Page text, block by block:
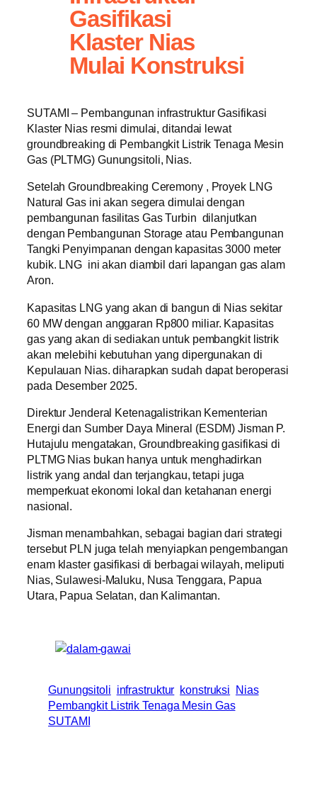
Gasifikasi
Klaster Nias
Mulai Konstruksi
SUTAMI – Pembangunan infrastruktur Gasifikasi
Klaster Nias resmi dimulai, ditandai lewat
groundbreaking di Pembangkit Listrik Tenaga Mesin
Gas (PLTMG) Gunungsitoli, Nias.
Setelah Groundbreaking Ceremony , Proyek LNG
Natural Gas ini akan segera dimulai dengan
pembangunan fasilitas Gas Turbin dilanjutkan
dengan Pembangunan Storage atau Pembangunan
Tangki Penyimpanan dengan kapasitas 3000 meter
kubik. LNG ini akan diambil dari lapangan gas alam
Aron.
Kapasitas LNG yang akan di bangun di Nias sekitar
60 MW dengan anggaran Rp800 miliar. Kapasitas
gas yang akan di sediakan untuk pembangkit listrik
akan melebihi kebutuhan yang dipergunakan di
Kepulauan Nias. diharapkan sudah dapat beroperasi
pada Desember 2025.
Direktur Jenderal Ketenagalistrikan Kementerian
Energi dan Sumber Daya Mineral (ESDM) Jisman P.
Hutajulu mengatakan, Groundbreaking gasifikasi di
PLTMG Nias bukan hanya untuk menghadirkan
listrik yang andal dan terjangkau, tetapi juga
memperkuat ekonomi lokal dan ketahanan energi
nasional.
Jisman menambahkan, sebagai bagian dari strategi
tersebut PLN juga telah menyiapkan pengembangan
enam klaster gasifikasi di berbagai wilayah, meliputi
Nias, Sulawesi-Maluku, Nusa Tenggara, Papua
Utara, Papua Selatan, dan Kalimantan.
Gunungsitoli infrastruktur konstruksi
Nias
Pembangkit Listrik Tenaga Mesin Gas
SUTAMI